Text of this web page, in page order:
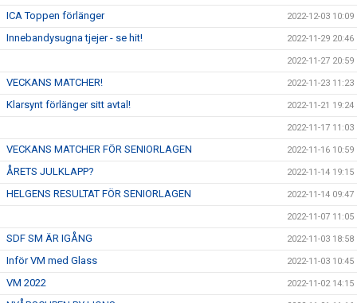
ICA Toppen förlänger 2022-12-03 10:09
Innebandysugna tjejer - se hit! 2022-11-29 20:46
2022-11-27 20:59
VECKANS MATCHER! 2022-11-23 11:23
Klarsynt förlänger sitt avtal! 2022-11-21 19:24
2022-11-17 11:03
VECKANS MATCHER FÖR SENIORLAGEN 2022-11-16 10:59
ÅRETS JULKLAPP? 2022-11-14 19:15
HELGENS RESULTAT FÖR SENIORLAGEN 2022-11-14 09:47
2022-11-07 11:05
SDF SM ÄR IGÅNG 2022-11-03 18:58
Inför VM med Glass 2022-11-03 10:45
VM 2022 2022-11-02 14:15